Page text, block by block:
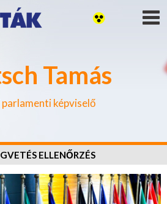
Tamás
képviselő
ELLENŐRZÉS